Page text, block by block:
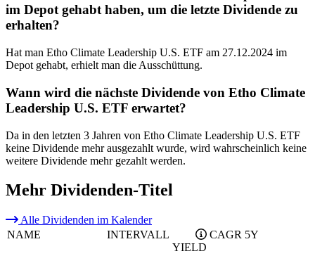
im Depot gehabt haben, um die letzte Dividende zu
erhalten?
Hat man Etho Climate Leadership U.S. ETF am 27.12.2024 im
Depot gehabt, erhielt man die Ausschüttung.
Wann wird die nächste Dividende von Etho Climate
Leadership U.S. ETF erwartet?
Da in den letzten 3 Jahren von Etho Climate Leadership U.S. ETF
keine Dividende mehr ausgezahlt wurde, wird wahrscheinlich keine
weitere Dividende mehr gezahlt werden.
Mehr Dividenden-Titel
Alle Dividenden im Kalender
NAME
INTERVALL
YIELD
CAGR 5Y